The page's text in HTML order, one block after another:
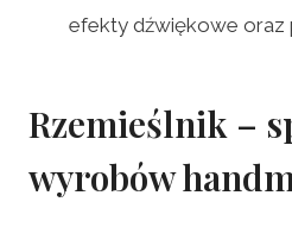
efekty dźwiękowe oraz
Rzemieślnik –
wyrobów